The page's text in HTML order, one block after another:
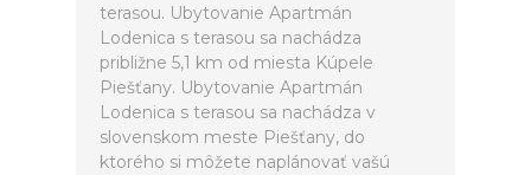
terasou. Ubytovanie Apartmán
Lodenica s terasou sa nachádza
približne 5,1 km od miesta Kúpele
Piešťany. Ubytovanie Apartmán
Lodenica s terasou sa nachádza v
slovenskom meste Piešťany, do
ktorého si môžete naplánovať vašú